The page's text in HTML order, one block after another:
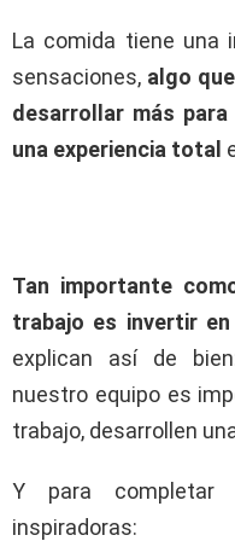
La comida tiene una
sensaciones, algo
desarrollar más
una experiencia total
Tan importante
trabajo es invertir en
explican así de
nuestro equipo es
trabajo, desarrollen
Y para completar
inspiradoras: